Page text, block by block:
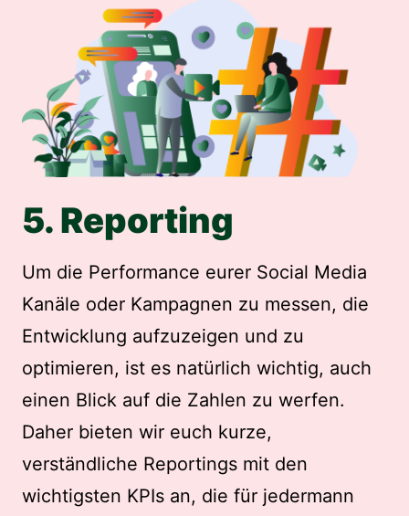
5. Reporting
Um die Performance eurer Social Media
Kanäle oder Kampagnen zu messen, die
Entwicklung aufzuzeigen und zu
optimieren, ist es natürlich wichtig, auch
einen Blick auf die Zahlen zu werfen.
Daher bieten wir euch kurze,
verständliche Reportings mit den
wichtigsten KPIs an, die für jedermann